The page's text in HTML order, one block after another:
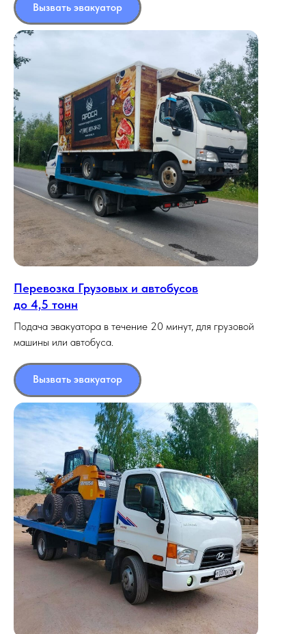
Вызвать эвакуатор
Перевозка Грузовых и автобусов
до 4,5 тонн
Подача эвакуатора в течение 20 минут, для грузовой
машины или автобуса.
Вызвать эвакуатор